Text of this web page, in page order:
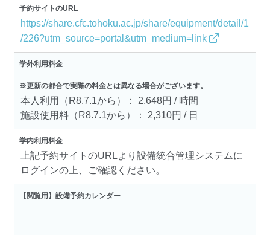
予約サイトのURL
https://share.cfc.tohoku.ac.jp/share/equipment/detail/1
/226?utm_source=portal&utm_medium=link
学外利用料金
※更新の都合で実際の料金とは異なる場合がございます。
本人利用（R8.7.1から）： 2,648円 / 時間
施設使用料（R8.7.1から）： 2,310円 / 日
学内利用料金
上記予約サイトのURLより設備統合管理システムに
ログインの上、ご確認ください。
【閲覧用】設備予約カレンダー